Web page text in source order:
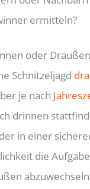
ermitteln?
oder Draußen
Schnitzeljagd
je nach
drinnen
in einer
die